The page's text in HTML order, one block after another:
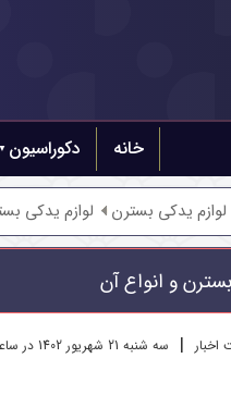
خانه دکوراسیون
لوازم یدکی بسترن لوازم یدکی
و انواع آن
| سه شنبه 21 شهريور 1402 در ساعت 0 و 0 دقیقه